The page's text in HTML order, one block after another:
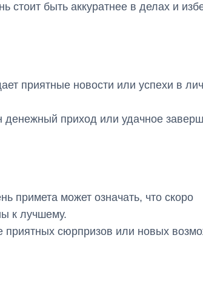
стоит быть аккуратнее в делах и
приятные новости или успехи в
денежный приход или удачное
примета может означать, что скоро
к лучшему.
приятных сюрпризов или новых